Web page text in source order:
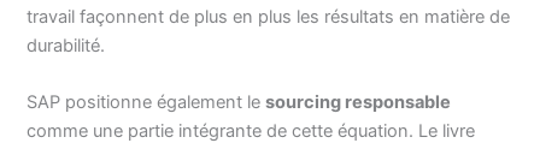
travail façonnent de plus en plus les résultats en matière de
durabilité.
SAP positionne également lesourcing responsable
comme une partie intégrante de cette équation. Le livre